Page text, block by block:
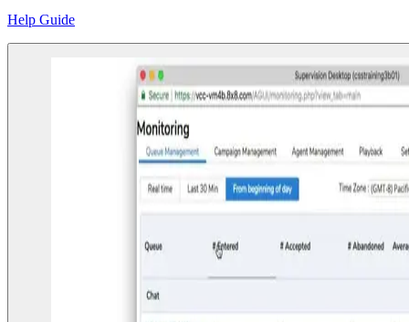
Help Guide